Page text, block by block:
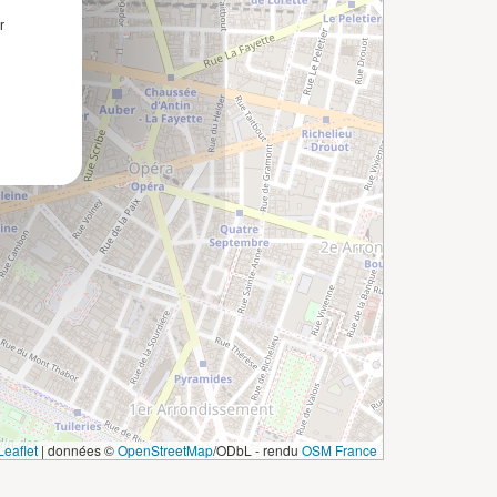
| données ©OpenStreetMap/ODbL - rendu OSM France